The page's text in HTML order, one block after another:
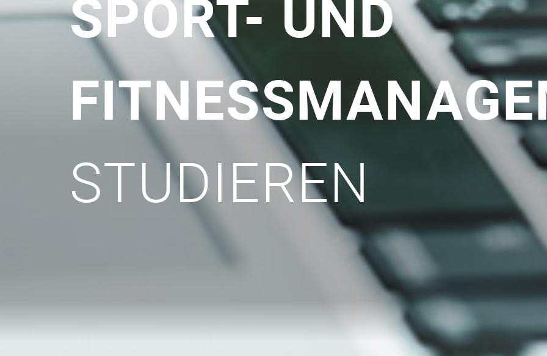
SPORT- UND
STUDIEREN